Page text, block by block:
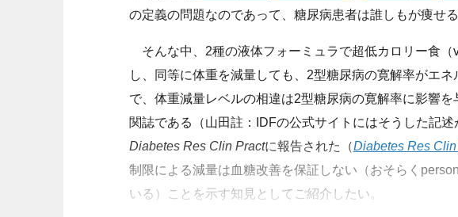
の定義の問題なのであって、糖尿病患者は誰しもが痩せ
そんな中、2種の液体フォーミュラで超低カロリー食
し、同等に体重を減量しても、2型糖尿病の寛解率がエ
で、体重減量レベルの相違は2型糖尿病の寛解率に影響
関誌である（山田註：IDFの公式サイトにはそうした記述
Diabetes Res Clin Practに報告された（Diabetes Res Clin
制限による減量は血糖改善を保証しない（おそらく
いる）ことを示す知見としてご紹介したい。